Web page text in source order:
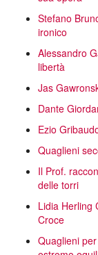
Stefano
ironico
Alessandro
libertà
Jas
Dante
Ezio
Quaglieni
Il Prof.
delle torri
Lidia Herling
Croce
Quaglieni